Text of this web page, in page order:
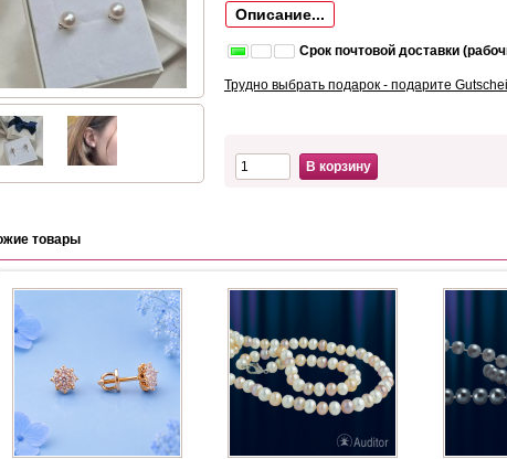
Описание...
Срок почтовой доставки
Трудно выбрать подарок - подарите
В корзину
товары